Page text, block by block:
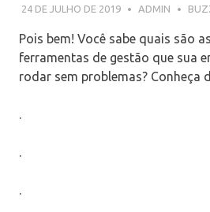
24 DE JULHO DE 2019 ADMIN
Pois bem! Você sabe quais são
ferramentas de gestão que sua
rodar sem problemas? Conheça
.
.
.